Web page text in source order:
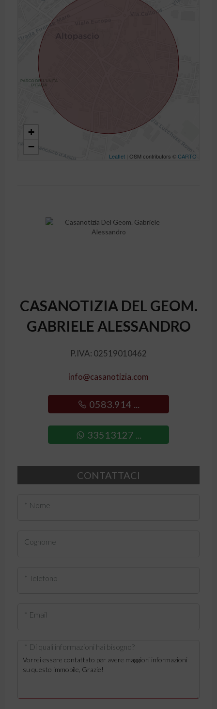
+
−
Leaflet| OSM contributors ©CARTO
CASANOTIZIA DEL GEOM.
GABRIELE ALESSANDRO
P.IVA: 02519010462
info@casanotizia.com
0583.914 ...
33513127 ...
CONTATTACI
* Nome
Cognome
* Telefono
* Email
* Di quali informazioni hai bisogno?